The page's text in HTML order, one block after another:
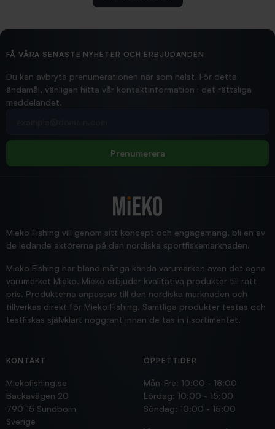
2026/02/19
Hittade exakt vad jag behövde. Snabb och bra...
Jensa
FÅ VÅRA SENASTE NYHETER OCH ERBJUDANDEN
Du kan avbryta prenumerationen när som helst. För detta
ändamål, vänligen hitta vår kontaktinformation i det rättsliga
meddelandet.
Prenumerera
Mieko Fishing vill genom sitt koncept och engagemang, bli en av
de ledande aktörerna på den nordiska sportfiskemarknaden.
Mieko Fishing har bland många kända varumärken även det egna
varumärket Mieko. Mieko erbjuder kvalitativa produkter till rätt
pris. Produkterna anpassas till den nordiska marknaden och
tillverkas direkt för Mieko Fishing. Samtliga produkter testas och
testfiskas självklart noggrant innan de tas in i sortimentet.
KONTAKT
Miekofishing.se
Backavägen 20
790 15 Sundborn
Sverige
ÖPPETTIDER
Mån-Fre: 10:00 - 18:00
Lördag: 10:00 - 15:00
Söndag: 10:00 - 15:00